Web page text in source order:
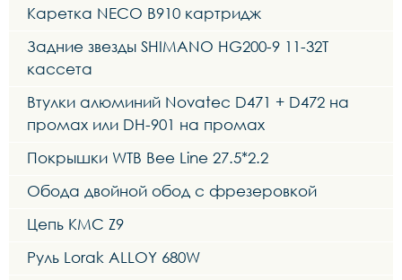
Каретка NECO B910 картридж
Задние звезды SHIMANO HG200-9 11-32T
кассета
Втулки алюминий Novatec D471 + D472 на
промах или DH-901 на промах
Покрышки WTB Bee Line 27.5*2.2
Обода двойной обод с фрезеровкой
Цепь KMC Z9
Руль Lorak ALLOY 680W